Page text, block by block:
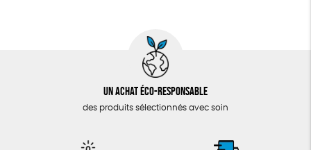
Un achat éco-responsable
des produits sélectionnés avec soin